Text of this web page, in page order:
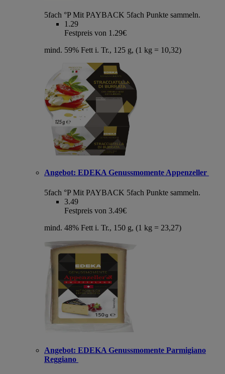
5fach °P Mit PAYBACK 5fach Punkte sammeln.
1.29
Festpreis von 1.29€
mind. 59% Fett i. Tr., 125 g, (1 kg = 10,32)
Angebot: EDEKA Genussmomente Appenzeller
5fach °P Mit PAYBACK 5fach Punkte sammeln.
3.49
Festpreis von 3.49€
mind. 48% Fett i. Tr., 150 g, (1 kg = 23,27)
Angebot: EDEKA Genussmomente Parmigiano
Reggiano